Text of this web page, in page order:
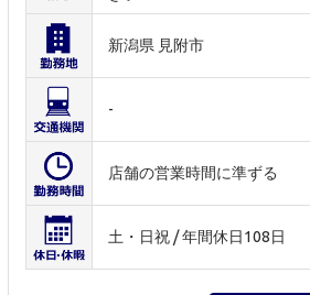
新潟県 見附市
-
店舗の営業時間に準ずる
土・日祝 / 年間休日108日